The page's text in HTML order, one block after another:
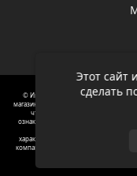
Этот сайт
сделать
© Интернет-магазин напольных
магазин, вы даете согласие на
что пpиведеные цeны и
ознакомительный харaктер и не
харaктеристиках товaров, их
компании. Копирование и